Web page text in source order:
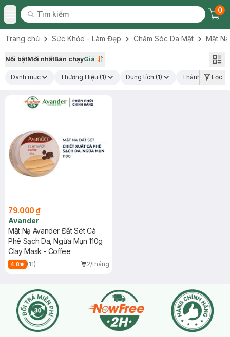
Toggle Menu
Tìm kiếm
Tìm kiếm
0
Trang chủ Sức Khỏe - Làm Đẹp Chăm Sóc Da Mặt Mặt Nạ
Nổi bậtMới nhấtBán chạyGiá
Danh mục Thương Hiệu (1) Dung tích (1) Thành phần nổi
Lọc
79.000 ₫
Avander
Mặt Nạ Avander Đất Sét Cà
Phê Sạch Da, Ngừa Mụn 110g
Clay Mask - Coffee
4.8 (11) 2/tháng